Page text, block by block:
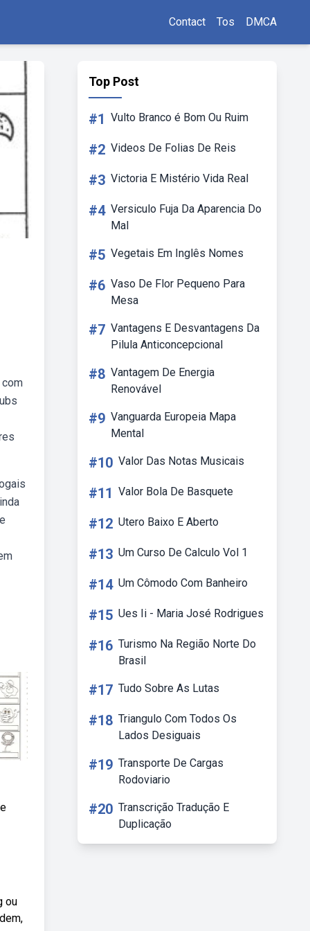
Contact Tos DMCA
ou
Top Post
#1 Vulto Branco é Bom Ou Ruim
#2 Videos De Folias De Reis
#3 Victoria E Mistério Vida Real
#4 Versiculo Fuja Da Aparencia Do
Mal
#5 Vegetais Em Inglês Nomes
#6 Vaso De Flor Pequeno Para
Mesa
#7 Vantagens E Desvantagens Da
Pilula Anticoncepcional
#8 Vantagem De Energia
Renovável
#9 Vanguarda Europeia Mapa
Mental
#10 Valor Das Notas Musicais
#11 Valor Bola De Basquete
#12 Utero Baixo E Aberto
#13 Um Curso De Calculo Vol 1
#14 Um Cômodo Com Banheiro
#15 Ues Ii - Maria José Rodrigues
#16 Turismo Na Região Norte Do
Brasil
#17 Tudo Sobre As Lutas
#18 Triangulo Com Todos Os
Lados Desiguais
#19 Transporte De Cargas
Rodoviario
#20 Transcrição Tradução E
Duplicação